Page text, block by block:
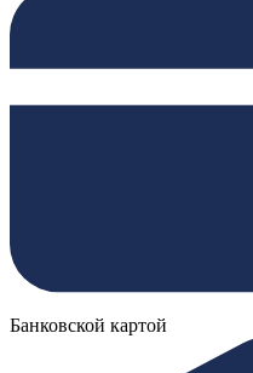
Банковской картой